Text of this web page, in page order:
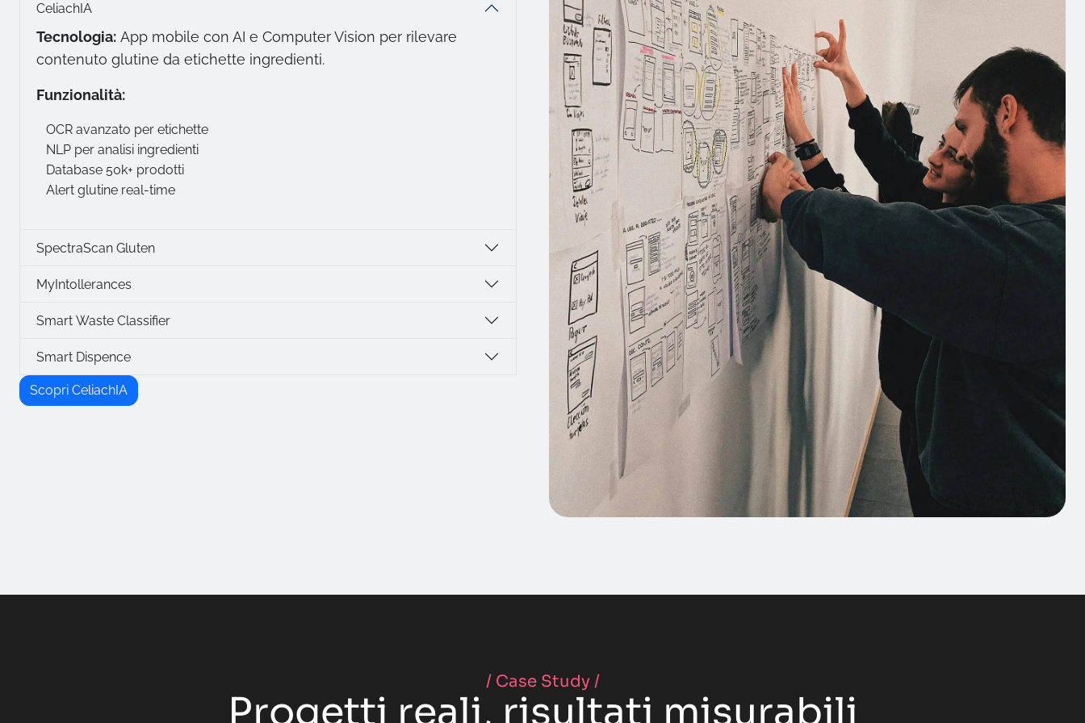
CeliachIA
Tecnologia: App mobile con AI e Computer Vision per rilevare
contenuto glutine da etichette ingredienti.
Funzionalità:
OCR avanzato per etichette
NLP per analisi ingredienti
Database 50k+ prodotti
Alert glutine real-time
SpectraScan Gluten
MyIntollerances
Smart Waste Classifier
Smart Dispence
Scopri CeliachIA
/ Case Study /
Progetti reali, risultati misurabili